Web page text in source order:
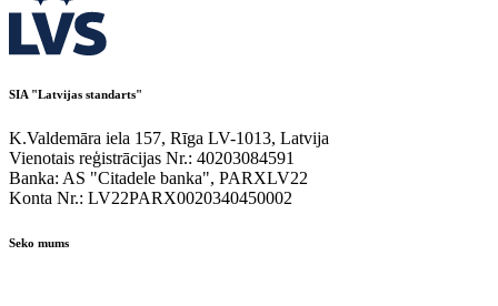
SIA "Latvijas standarts"
K.Valdemāra iela 157, Rīga LV-1013, Latvija
Vienotais reģistrācijas Nr.: 40203084591
Banka: AS "Citadele banka", PARXLV22
Konta Nr.: LV22PARX0020340450002
Seko mums